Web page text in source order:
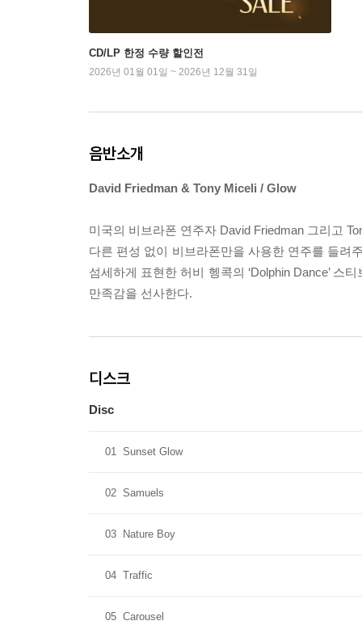
CD/LP 한정 수량 할인전
2026년 01월 01일 ~ 2026년 12월 31일
음반소개
David Friedman & Tony Miceli / Glow
미국의 비브라폰 연주자 David Friedman 그리고
다른 편성 없이 비브라폰만을 사용한 연주를 들려
섬세하게 표현한 허비 헹콕의 ‘Dolphin Dance’ 스
만족감을 선사한다.
디스크
Disc
01 Sunset Glow
02 Samuels
03 Nature Boy
04 Traffic
05 Carousel